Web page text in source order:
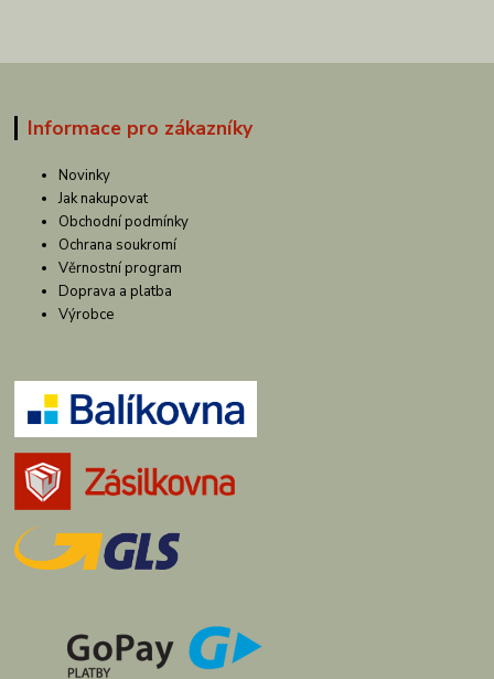
Informace pro zákazníky
Novinky
Jak nakupovat
Obchodní podmínky
Ochrana soukromí
Věrnostní program
Doprava a platba
Výrobce